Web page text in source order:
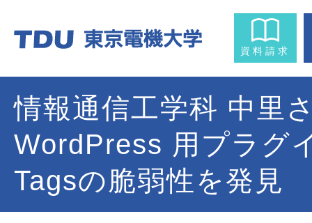
資料請求
情報通信工学科 中里
WordPress 用プラグ
Tagsの脆弱性を発見